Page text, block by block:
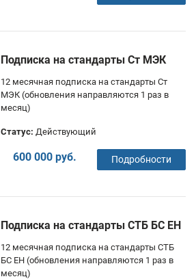
Подписка на стандарты Ст МЭК
12 месячная подписка на стандарты Ст
МЭК (обновления направляются 1 раз в
месяц)
Статус: Действующий
600 000 руб. Подробности
Подписка на стандарты СТБ БС ЕН
12 месячная подписка на стандарты СТБ
БС ЕН (обновления направляются 1 раз в
месяц)